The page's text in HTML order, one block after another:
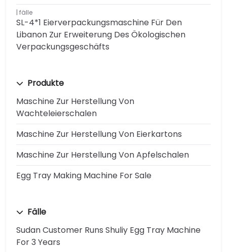
fälle
SL-4*1 Eierverpackungsmaschine Für Den
Libanon Zur Erweiterung Des Ökologischen
Verpackungsgeschäfts
Produkte
Maschine Zur Herstellung Von
Wachteleierschalen
Maschine Zur Herstellung Von Eierkartons
Maschine Zur Herstellung Von Apfelschalen
Egg Tray Making Machine For Sale
Fälle
Sudan Customer Runs Shuliy Egg Tray Machine
For 3 Years